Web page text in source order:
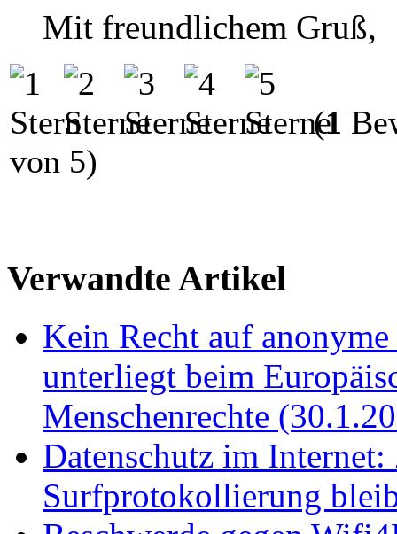
Mit freundlichem Gruß,
(1
von 5)
Verwandte Artikel
Kein Recht auf
unterliegt beim
Menschenrechte
Datenschutz im
Surfprotokollierung